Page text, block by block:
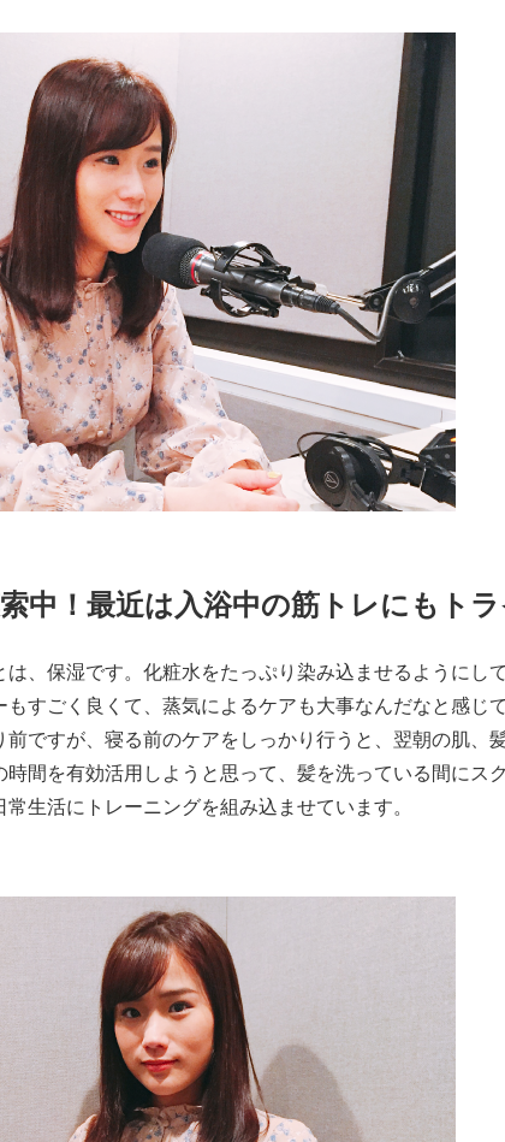
中！最近は入浴中の筋トレにもトラ
、保湿です。化粧水をたっぷり染み込ませるようにし
すごく良くて、蒸気によるケアも大事なんだなと感じ
ですが、寝る前のケアをしっかり行うと、翌朝の肌、
間を有効活用しようと思って、髪を洗っている間にス
生活にトレーニングを組み込ませています。